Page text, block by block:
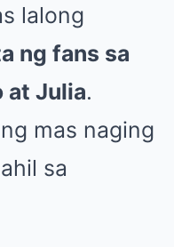
lalong
ng fans sa
at Julia.
mas naging
sa